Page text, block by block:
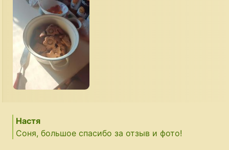
Настя
Соня, большое спасибо за отзыв и фото!